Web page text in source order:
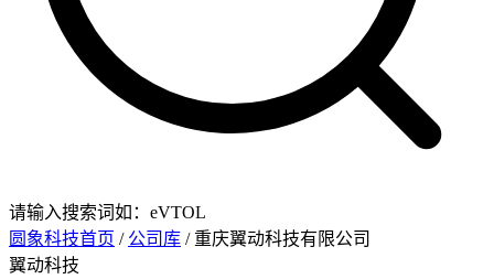
请输入搜索词如：eVTOL
圆象科技首页 / 公司库 / 重庆翼动科技有限公司
翼动科技